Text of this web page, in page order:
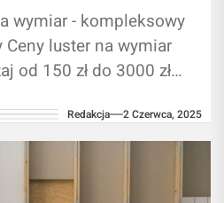
wymiar - kompleksowy
luster na wymiar
od 150 zł do 3000 zł
Redakcja 2 Czerwca, 2025